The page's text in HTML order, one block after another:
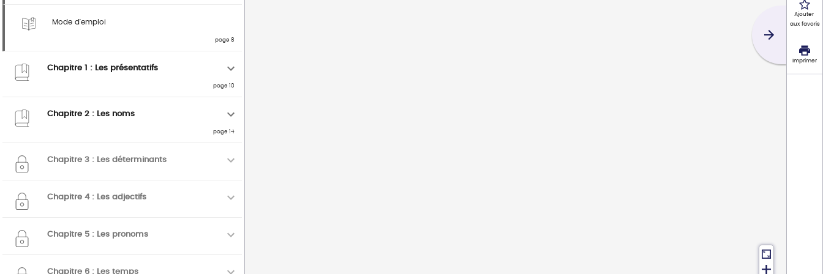
Mode d'emploi
page 8
Chapitre 1 : Les présentatifs
page 10
Chapitre 2 : Les noms
page 14
Chapitre 3 : Les déterminants
Chapitre 4 : Les adjectifs
Chapitre 5 : Les pronoms
Chapitre 6 : Les temps
Ajouter
aux favoris
Imprimer